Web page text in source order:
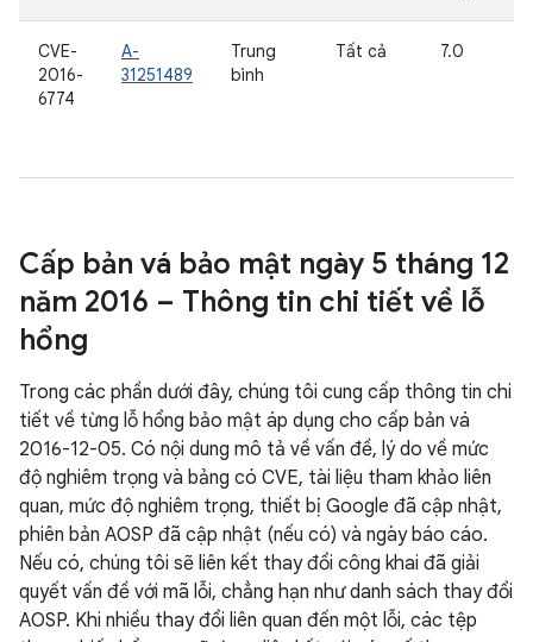
CVE-
2016-
6774
A-
31251489
Trung
bình
Tất cả 7.0
Cấp bản vá bảo mật ngày 5 tháng 12
năm 2016 – Thông tin chi tiết về lỗ
hổng
Trong các phần dưới đây, chúng tôi cung cấp thông tin chi
tiết về từng lỗ hổng bảo mật áp dụng cho cấp bản vá
2016-12-05. Có nội dung mô tả về vấn đề, lý do về mức
độ nghiêm trọng và bảng có CVE, tài liệu tham khảo liên
quan, mức độ nghiêm trọng, thiết bị Google đã cập nhật,
phiên bản AOSP đã cập nhật (nếu có) và ngày báo cáo.
Nếu có, chúng tôi sẽ liên kết thay đổi công khai đã giải
quyết vấn đề với mã lỗi, chẳng hạn như danh sách thay đổi
AOSP. Khi nhiều thay đổi liên quan đến một lỗi, các tệp